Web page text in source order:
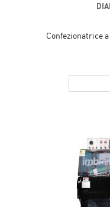
Confezionatrice